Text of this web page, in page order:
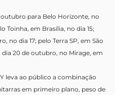
outubro para Belo Horizonte, no
Toinha, em Brasília, no dia 15;
no dia 17; pelo Terra SP, em São
20 de outubro, no Mirage, em
leva ao público a combinação
em primeiro plano, peso de